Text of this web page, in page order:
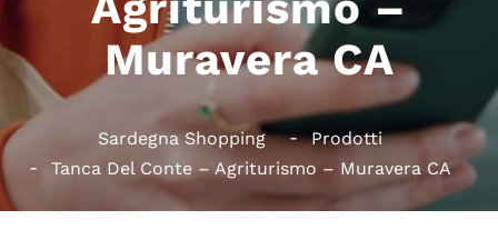
Muravera CA
Sardegna Shopping
Prodotti
Tanca Del Conte – Agriturismo – Muravera CA